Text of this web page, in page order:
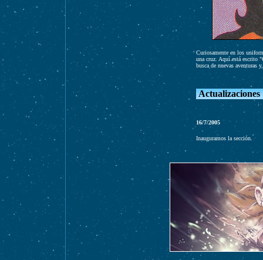
Curiosamente en los
una cruz. Aquí está escrito
busca de nuevas aventuras
Actualizaciones
16/7/2005
Inauguramos la sección.